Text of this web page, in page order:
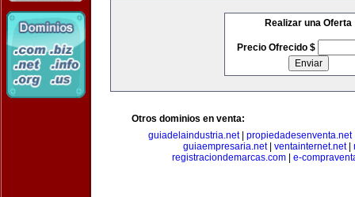
Realizar una Oferta
Precio Ofrecido $
Otros dominios en venta:
guiadelaindustria.net propiedadesenventa.net
guiaempresaria.net| ventainternet.net|
registraciondemarcas.com
e-